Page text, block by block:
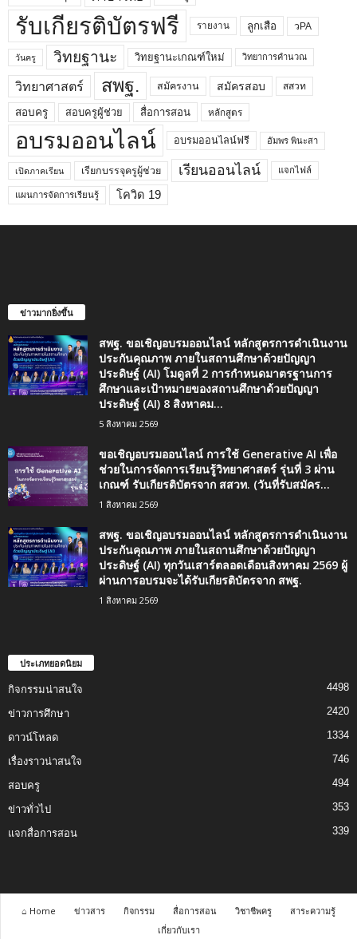
รับเกียรติบัตรฟรี รายงาน ลูกเสือ วPA
วันครู วิทยฐานะ วิทยฐานะเกณฑ์ใหม่ วิทยาการคำนวณ
วิทยาศาสตร์ สพฐ. สมัครงาน สมัครสอบ สสวท
สอบครู สอบครูผู้ช่วย สื่อการสอน หลักสูตร
อบรมออนไลน์ อบรมออนไลน์ฟรี อัมพร พินะสา
เปิดภาคเรียน เรียกบรรจุครูผู้ช่วย เรียนออนไลน์ แจกไฟล์
แผนการจัดการเรียนรู้ โควิด 19
ข่าวมากยิ่งขึ้น
สพฐ. ขอเชิญอบรมออนไลน์ หลักสูตรการดำเนินงาน
ประกันคุณภาพ ภายในสถานศึกษาด้วยปัญญา
ประดิษฐ์ (AI) โมดูลที่ 2 การกำหนดมาตรฐานการ
ศึกษาและเป้าหมายของสถานศึกษาด้วยปัญญา
ประดิษฐ์ (AI) 8 สิงหาคม...
5 สิงหาคม 2569
ขอเชิญอบรมออนไลน์ การใช้ Generative AI เพื่อ
ช่วยในการจัดการเรียนรู้วิทยาศาสตร์ รุ่นที่ 3 ผ่าน
เกณฑ์ รับเกียรติบัตรจาก สสวท. (วันที่รับสมัคร...
1 สิงหาคม 2569
สพฐ. ขอเชิญอบรมออนไลน์ หลักสูตรการดำเนินงาน
ประกันคุณภาพ ภายในสถานศึกษาด้วยปัญญา
ประดิษฐ์ (AI) ทุกวันเสาร์ตลอดเดือนสิงหาคม 2569 ผู้
ผ่านการอบรมจะได้รับเกียรติบัตรจาก สพฐ.
1 สิงหาคม 2569
ประเภทยอดนิยม
กิจกรรมน่าสนใจ 4498
ข่าวการศึกษา 2420
ดาวน์โหลด 1334
เรื่องราวน่าสนใจ 746
สอบครู 494
ข่าวทั่วไป 353
แจกสื่อการสอน 339
⌂ Home ข่าวสาร กิจกรรม สื่อการสอน วิชาชีพครู
สาระความรู้
เกี่ยวกับเรา